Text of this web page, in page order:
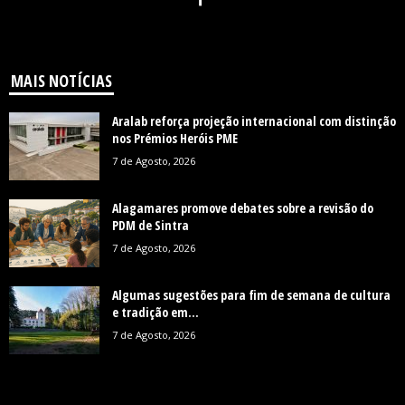
MAIS NOTÍCIAS
Aralab reforça projeção internacional com distinção
nos Prémios Heróis PME
7 de Agosto, 2026
Alagamares promove debates sobre a revisão do
PDM de Sintra
7 de Agosto, 2026
Algumas sugestões para fim de semana de cultura
e tradição em...
7 de Agosto, 2026